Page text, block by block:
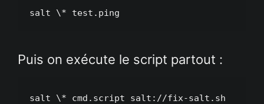
salt \* test.ping
Puis on exécute le script partout :
salt \* cmd.script salt://fix-salt.sh